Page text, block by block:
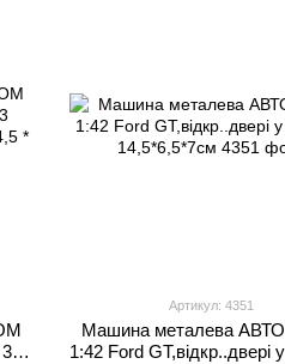
Артикул: 4351
Машина металева
1:42 Ford GT,відкр..двері у